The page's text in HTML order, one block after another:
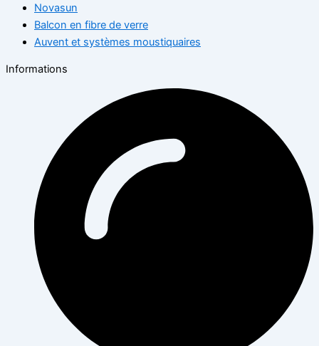
Novasun
Balcon en fibre de verre
Auvent et systèmes moustiquaires
Informations